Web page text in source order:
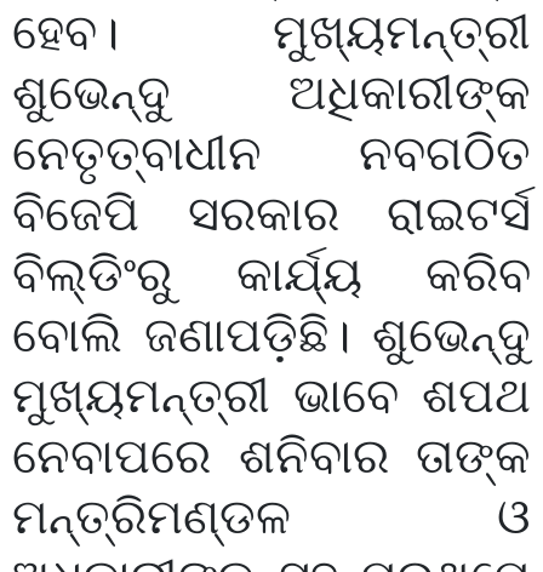
ହେବ। ମୁଖ୍ୟମନ୍ତ୍ରୀ
ଶୁଭେନ୍ଦୁ ଅଧିକାରୀଙ୍କ
ନେତୃତ୍ବାଧୀନ ନବଗଠିତ
ବିଜେପି ସରକାର ରାଇଟର୍ସ
ବିଲ୍ଡିଂରୁ କାର୍ଯ୍ୟ କରିବ
ବୋଲି ଜଣାପଡ଼ିଛି। ଶୁଭେନ୍ଦୁ
ମୁଖ୍ୟମନ୍ତ୍ରୀ ଭାବେ ଶପଥ
ନେବାପରେ ଶନିବାର ତାଙ୍କ
ମନ୍ତ୍ରିମଣ୍ଡଳ ଓ